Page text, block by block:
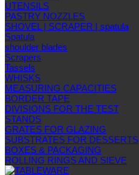
UTENSILS
PASTRY NOZZLES
SHOVEL | SCRAPER | spatula
Spatula
shoulder blades
Scrapers
Tassels
WHISKS
MEASURING CAPACITIES
BORDER TAPE
DIVISIONS FOR THE TEST
STANDS
GRATES FOR GLAZING
SUBSTRATES FOR DESSERTS
BOXES & PACKAGING
ROLLING RINGS AND SIEVE